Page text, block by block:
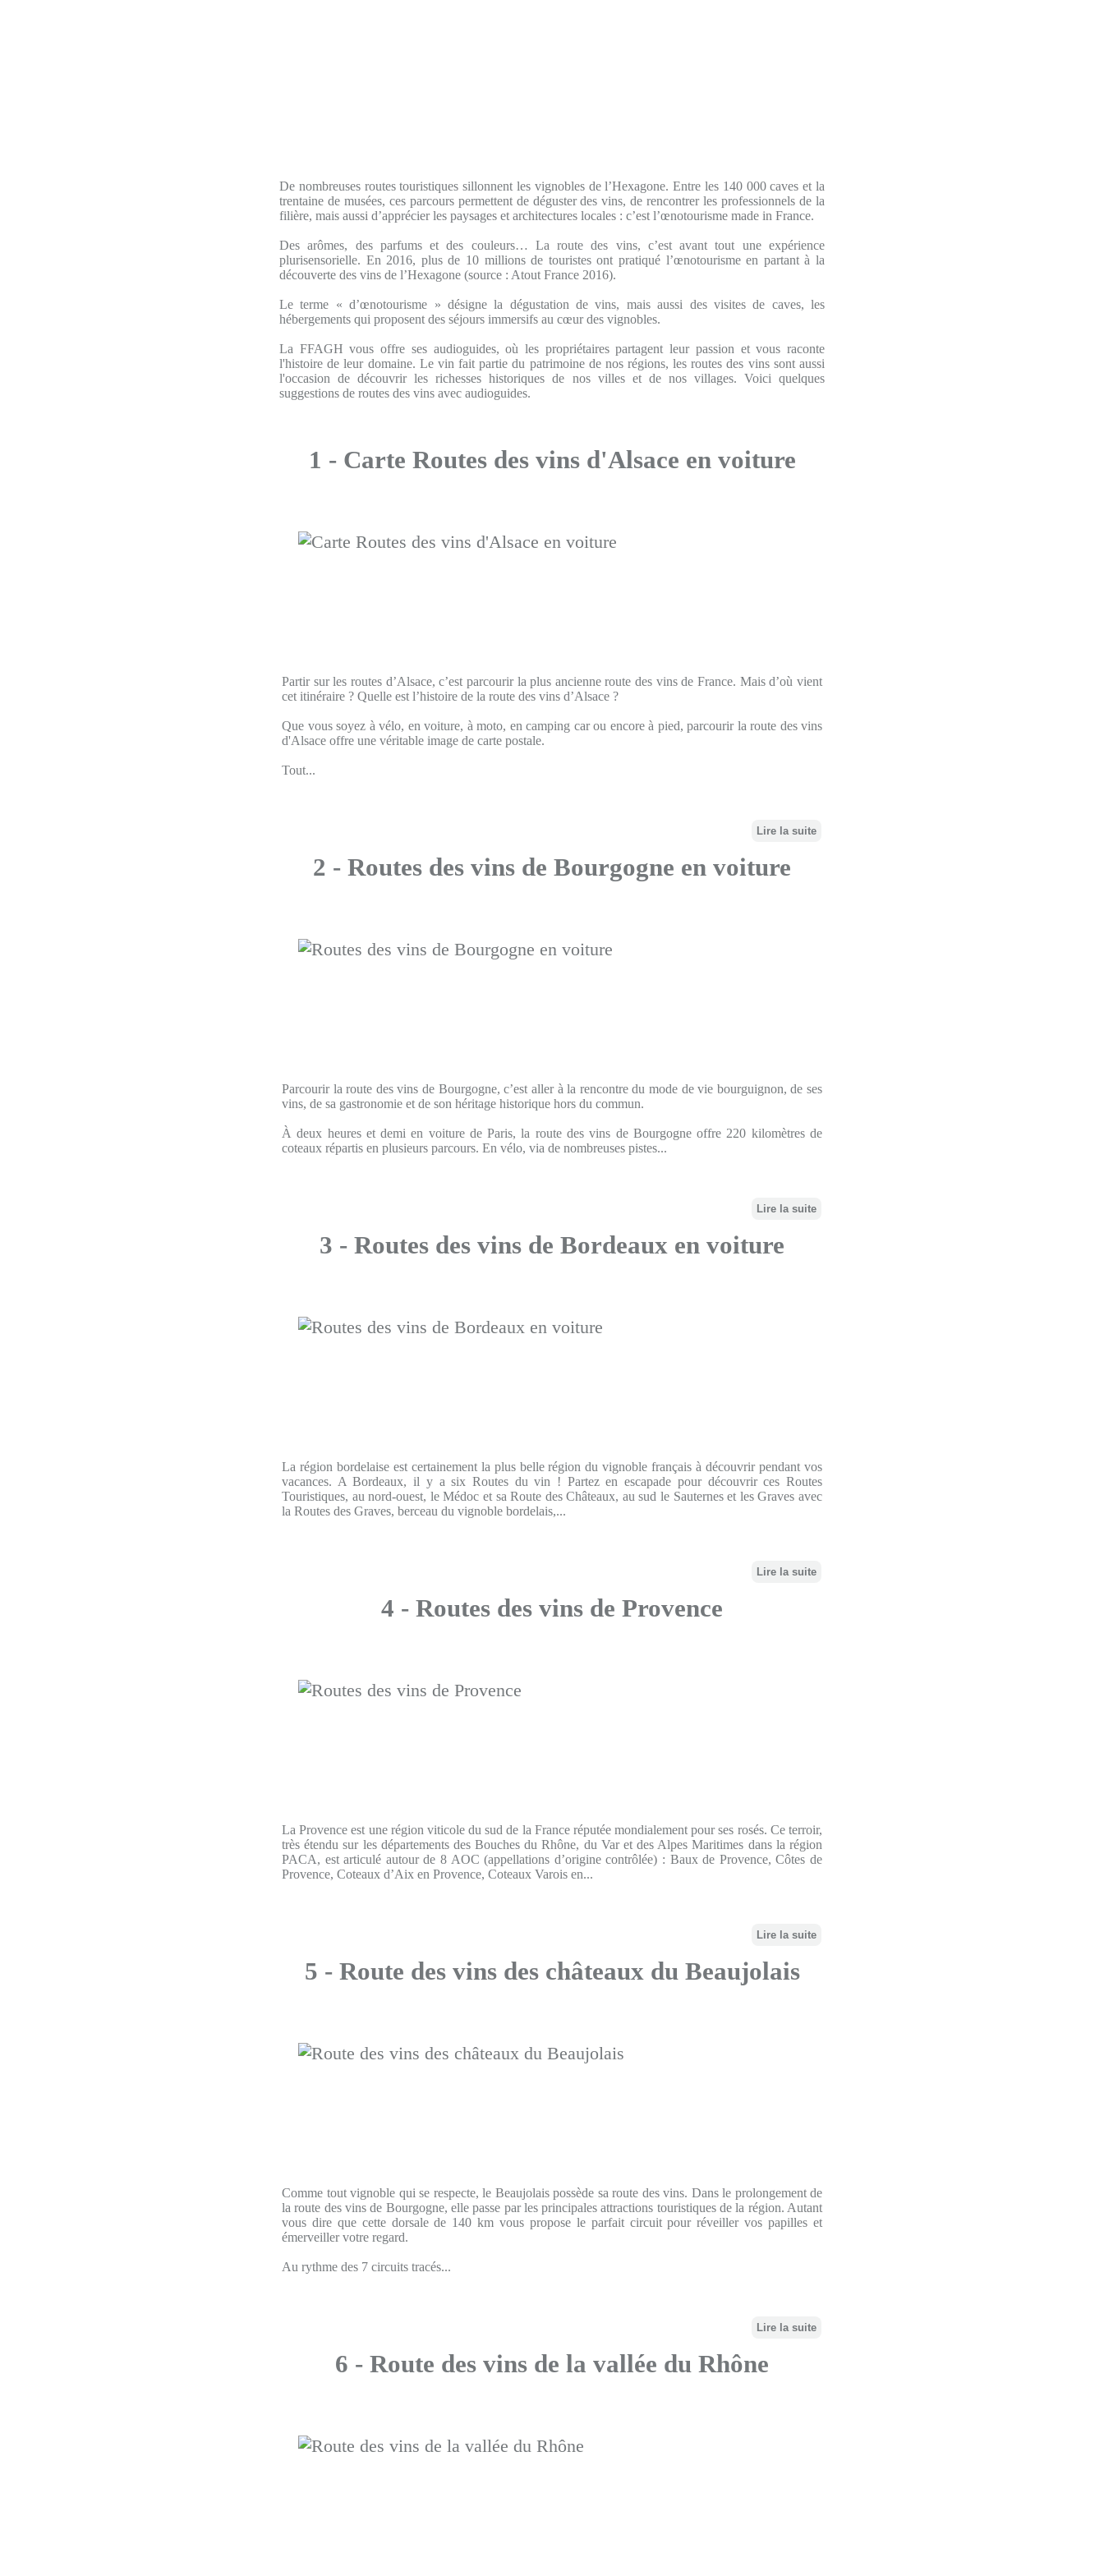
De nombreuses routes touristiques sillonnent les vignobles de l’Hexagone. Entre les 140 000 caves et la
trentaine de musées, ces parcours permettent de déguster des vins, de rencontrer les professionnels de la
filière, mais aussi d’apprécier les paysages et architectures locales : c’est l’œnotourisme made in France.
Des arômes, des parfums et des couleurs… La route des vins, c’est avant tout une expérience
plurisensorielle. En 2016, plus de 10 millions de touristes ont pratiqué l’œnotourisme en partant à la
découverte des vins de l’Hexagone (source : Atout France 2016).
Le terme « d’œnotourisme » désigne la dégustation de vins, mais aussi des visites de caves, les
hébergements qui proposent des séjours immersifs au cœur des vignobles.
La FFAGH vous offre ses audioguides, où les propriétaires partagent leur passion et vous raconte
l'histoire de leur domaine. Le vin fait partie du patrimoine de nos régions, les routes des vins sont aussi
l'occasion de découvrir les richesses historiques de nos villes et de nos villages. Voici quelques
suggestions de routes des vins avec audioguides.
1 - Carte Routes des vins d'Alsace en voiture
Partir sur les routes d’Alsace, c’est parcourir la plus ancienne route des vins de France. Mais d’où vient
cet itinéraire ? Quelle est l’histoire de la route des vins d’Alsace ?
Que vous soyez à vélo, en voiture, à moto, en camping car ou encore à pied, parcourir la route des vins
d'Alsace offre une véritable image de carte postale.
Tout...
Lire la suite
2 - Routes des vins de Bourgogne en voiture
Parcourir la route des vins de Bourgogne, c’est aller à la rencontre du mode de vie bourguignon, de ses
vins, de sa gastronomie et de son héritage historique hors du commun.
À deux heures et demi en voiture de Paris, la route des vins de Bourgogne offre 220 kilomètres de
coteaux répartis en plusieurs parcours. En vélo, via de nombreuses pistes...
Lire la suite
3 - Routes des vins de Bordeaux en voiture
La région bordelaise est certainement la plus belle région du vignoble français à découvrir pendant vos
vacances. A Bordeaux, il y a six Routes du vin ! Partez en escapade pour découvrir ces Routes
Touristiques, au nord-ouest, le Médoc et sa Route des Châteaux, au sud le Sauternes et les Graves avec
la Routes des Graves, berceau du vignoble bordelais,...
Lire la suite
4 - Routes des vins de Provence
La Provence est une région viticole du sud de la France réputée mondialement pour ses rosés. Ce terroir,
très étendu sur les départements des Bouches du Rhône, du Var et des Alpes Maritimes dans la région
PACA, est articulé autour de 8 AOC (appellations d’origine contrôlée) : Baux de Provence, Côtes de
Provence, Coteaux d’Aix en Provence, Coteaux Varois en...
Lire la suite
5 - Route des vins des châteaux du Beaujolais
Comme tout vignoble qui se respecte, le Beaujolais possède sa route des vins. Dans le prolongement de
la route des vins de Bourgogne, elle passe par les principales attractions touristiques de la région. Autant
vous dire que cette dorsale de 140 km vous propose le parfait circuit pour réveiller vos papilles et
émerveiller votre regard.
Au rythme des 7 circuits tracés...
Lire la suite
6 - Route des vins de la vallée du Rhône